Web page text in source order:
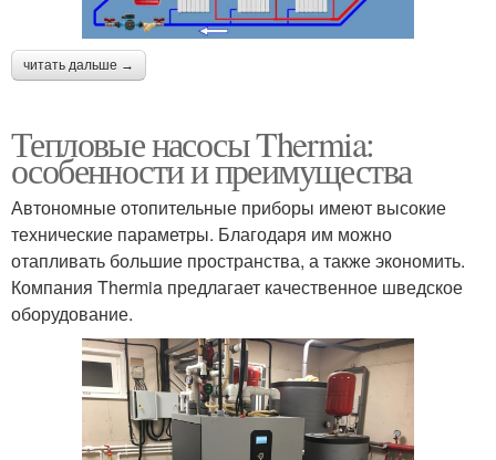
читать дальше →
Тепловые насосы Thermia:
особенности и преимущества
Автономные отопительные приборы имеют высокие
технические параметры. Благодаря им можно
отапливать большие пространства, а также экономить.
Компания Thermia предлагает качественное шведское
оборудование.